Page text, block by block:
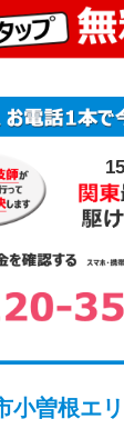
小曽根エ